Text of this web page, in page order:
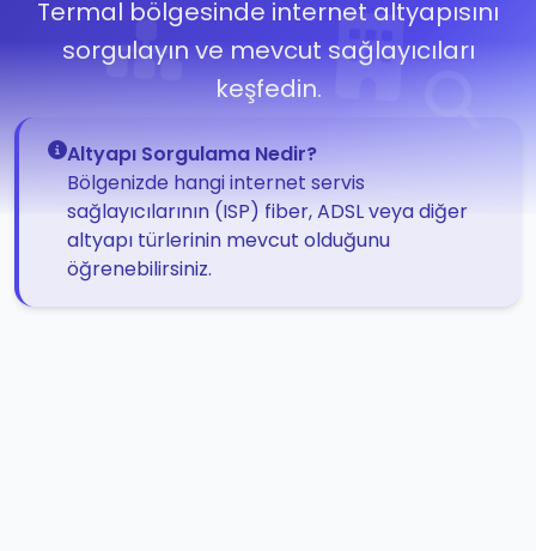
Termal bölgesinde internet altyapısını
sorgulayın ve mevcut sağlayıcıları
keşfedin.
Altyapı Sorgulama Nedir?
Bölgenizde hangi internet servis
sağlayıcılarının (ISP) fiber, ADSL veya diğer
altyapı türlerinin mevcut olduğunu
öğrenebilirsiniz.